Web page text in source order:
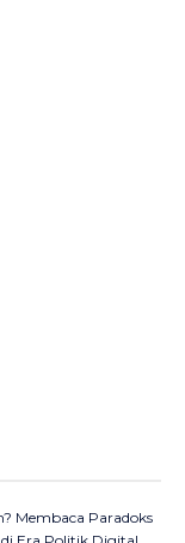
Membaca Paradoks